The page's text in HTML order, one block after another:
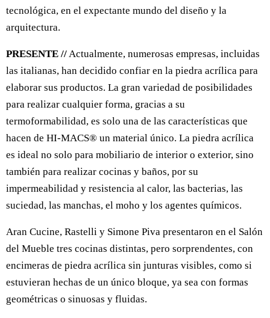
tecnológica, en el expectante mundo del diseño y la
arquitectura.
PRESENTE // Actualmente, numerosas empresas, incluidas
las italianas, han decidido confiar en la piedra acrílica para
elaborar sus productos. La gran variedad de posibilidades
para realizar cualquier forma, gracias a su
termoformabilidad, es solo una de las características que
hacen de HI‑MACS® un material único. La piedra acrílica
es ideal no solo para mobiliario de interior o exterior, sino
también para realizar cocinas y baños, por su
impermeabilidad y resistencia al calor, las bacterias, las
suciedad, las manchas, el moho y los agentes químicos.
Aran Cucine, Rastelli y Simone Piva presentaron en el Salón
del Mueble tres cocinas distintas, pero sorprendentes, con
encimeras de piedra acrílica sin junturas visibles, como si
estuvieran hechas de un único bloque, ya sea con formas
geométricas o sinuosas y fluidas.